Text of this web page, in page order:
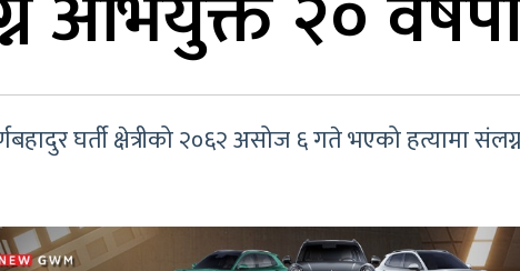
घर्ती क्षेत्रीको २०६२ असोज ६ गते भएको हत्यामा संलग्न